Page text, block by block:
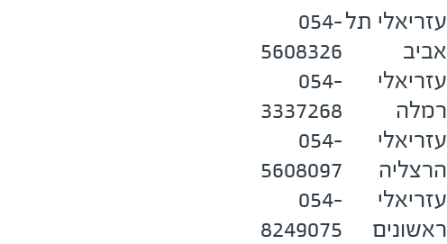
עזריאלי תל
אביב
054-
5608326
עזריאלי
רמלה
054-
3337268
עזריאלי
הרצליה
054-
5608097
עזריאלי
ראשונים
054-
8249075